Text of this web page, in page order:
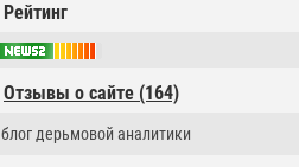
Рейтинг
Отзывы о сайте (164)
блог дерьмовой аналитики